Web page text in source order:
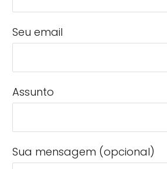
Seu email
Assunto
Sua mensagem (opcional)